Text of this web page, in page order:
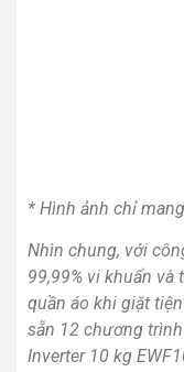
* Hình ảnh chỉ
Nhìn chung, với
99,99% vi khuẩn
quần áo khi giặt
sẵn 12 chương
Inverter 10 kg